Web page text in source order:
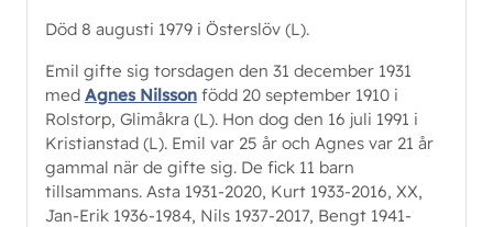
Död 8 augusti 1979 i Österslöv (L).
Emil gifte sig torsdagen den 31 december 1931
med Agnes Nilsson född 20 september 1910 i
Rolstorp, Glimåkra (L). Hon dog den 16 juli 1991 i
Kristianstad (L). Emil var 25 år och Agnes var 21 år
gammal när de gifte sig. De fick 11 barn
tillsammans. Asta 1931-2020, Kurt 1933-2016, XX,
Jan-Erik 1936-1984, Nils 1937-2017, Bengt 1941-